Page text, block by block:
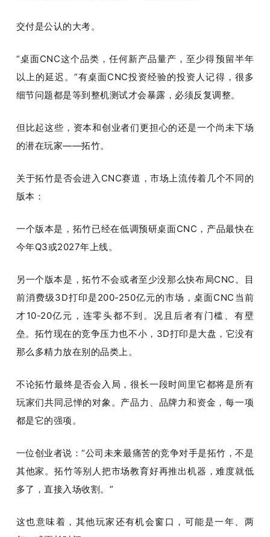
交付是公认的大考。
“桌面CNC这个品类，任何新产品量产，至少得预留半年
以上的延迟。”有桌面CNC投资经验的投资人记得，很多
细节问题都是等到整机测试才会暴露，必须反复调整。
但比起这些，资本和创业者们更担心的还是一个尚未下场
的潜在玩家——拓竹。
关于拓竹是否会进入CNC赛道，市场上流传着几个不同的
版本：
一个版本是，拓竹已经在低调预研桌面CNC，产品最快在
今年Q3或2027年上线。
另一个版本是，拓竹不会或者至少没那么快布局CNC。目
前消费级3D打印是200-250亿元的市场，桌面CNC当前
才10-20亿元，连零头都不到。况且后者有门槛、有壁
垒。拓竹现在的竞争压力也不小，3D打印是大盘，它没有
那么多精力放在别的品类上。
不论拓竹最终是否会入局，很长一段时间里它都将是所有
玩家们共同忌惮的对象。产品力、品牌力和资金，每一项
都是它的强项。
一位创业者说：“公司未来最痛苦的竞争对手是拓竹，不是
其他家。拓竹等别人把市场教育好再推出机器，难度就低
多了，直接入场收割。”
这也意味着，其他玩家还有机会窗口，可能是一年、两